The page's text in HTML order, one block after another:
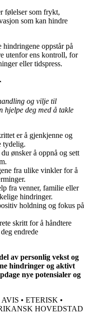
følelser som frykt,
som kan hindre
hindringene oppstår på
utenfor ens kontroll, for
eller tidspress.
og vilje til
hjelpe deg med å takle
er å gjenkjenne og
tydelig.
ønsker å oppnå og sett
fra ulike vinkler for å
fra venner, familie eller
hindringer.
holdning og fokus på
skritt for å håndtere
endrede
av personlig vekst og
hindringer og aktivt
nye potensialer og
AVIS • ETERISK •
HOVEDSTAD